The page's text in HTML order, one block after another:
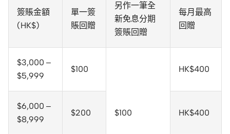
簽賬金額
(HK$)
單一簽
賬回贈
另作一筆全
新免息分期
簽賬回贈
每月最高
回贈
$3,000 –
$5,999
$100
$100
HK$400
$6,000 –
$8,999
$200 HK$400